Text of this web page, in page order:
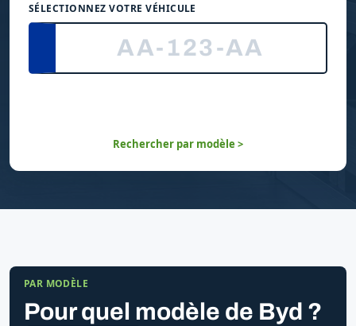
SÉLECTIONNEZ VOTRE VÉHICULE
Rechercher par modèle >
PAR MODÈLE
Pour quel modèle de Byd ?